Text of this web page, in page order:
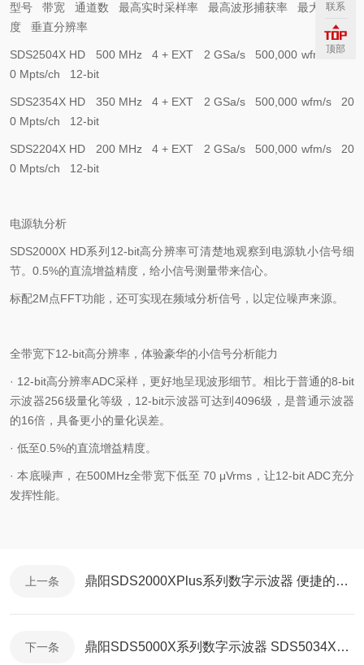
型号 带宽 通道数 最高实时采样率 最高波形捕获率
最大存储深
度
垂直分辨率
SDS2504X HD 500 MHz 4 + EXT 2 GSa/s 500,000 wfm/s 20
0 Mpts/ch 12-bit
SDS2354X HD 350 MHz 4 + EXT 2 GSa/s 500,000 wfm/s 20
0 Mpts/ch 12-bit
SDS2204X HD 200 MHz 4 + EXT 2 GSa/s 500,000 wfm/s 20
0 Mpts/ch 12-bit
电源轨分析
SDS2000X HD系列 12-bit高分辨率可清楚地观察到电源轨小信号细
节。 0.5%的直流增益精度，给小信号测量带来信心。
标配2M点FFT功能，还可实现在频域分析信号，以定位噪声来源。
全带宽下12-bit高分辨率，体验豪华的小信号分析能力
· 12-bit高分辨率ADC采样，更好地呈现波形细节。相比于普通的8-bit
示波器256级量化等级， 12-bit示波器可达到 4096级，是普通示波器
的16倍，具备更小的量化误差。
· 低至0.5%的直流增益精度。
· 本底噪声，在500MHz全带宽下低至70 μVrms ，让12-bit ADC充分
发挥性能。
上一条 鼎阳SDS2000XPlus系列数字示波器 便捷的测量参数统计功能
下一条 鼎阳SDS5000X系列数字示波器 SDS5034X、SDS5054X 16通道逻辑分析仪
联系
顶部